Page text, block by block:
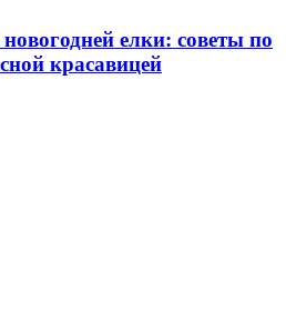
елки: советы по
красавицей